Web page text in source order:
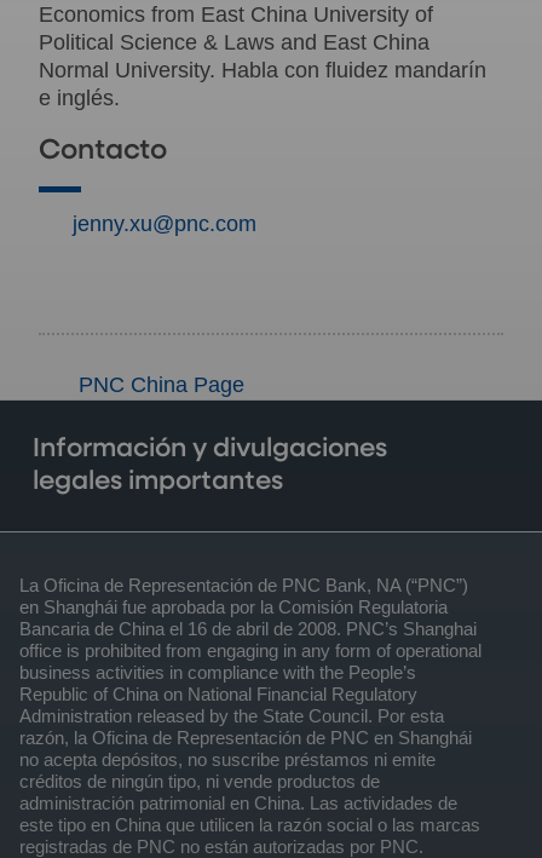
Economics from East China University of
Political Science & Laws and East China
Normal University. Habla con fluidez mandarín
e inglés.
Contacto
jenny.xu@pnc.com
PNC China Page
Información y divulgaciones
legales importantes
La Oficina de Representación de PNC Bank, NA (“PNC”)
en Shanghái fue aprobada por la Comisión Regulatoria
Bancaria de China el 16 de abril de 2008. PNC’s Shanghai
office is prohibited from engaging in any form of operational
business activities in compliance with the People’s
Republic of China on National Financial Regulatory
Administration released by the State Council. Por esta
razón, la Oficina de Representación de PNC en Shanghái
no acepta depósitos, no suscribe préstamos ni emite
créditos de ningún tipo, ni vende productos de
administración patrimonial en China. Las actividades de
este tipo en China que utilicen la razón social o las marcas
registradas de PNC no están autorizadas por PNC.